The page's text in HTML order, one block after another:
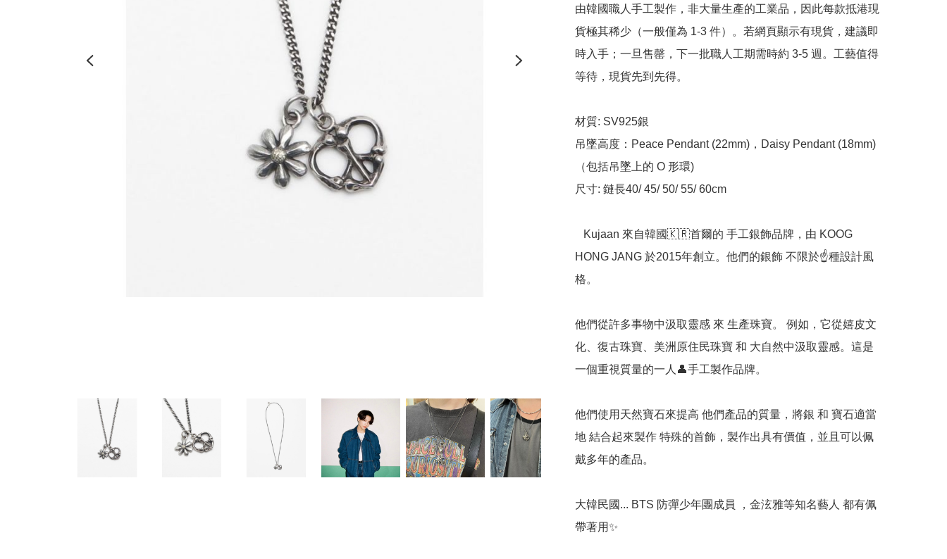
由韓國職人手工製作，非大量生產的工業品，因此每款抵港現
貨極其稀少（一般僅為 1-3 件）。若網頁顯示有現貨，建議即
時入手；一旦售罄，下一批職人工期需時約 3-5 週。工藝值得
等待，現貨先到先得。
材質: SV925銀
吊墜高度：Peace Pendant (22mm)，Daisy Pendant (18mm)
（包括吊墜上的 O 形環)
尺寸: 鏈長40/ 45/ 50/ 55/ 60cm
HONG JANG 於2015年創立。他們的銀飾 不限於☝️種設計風
格。
他們從許多事物中汲取靈感 來 生產珠寶。 例如，它從嬉皮文
化、復古珠寶、美洲原住民珠寶 和 大自然中汲取靈感。這是
一個重視質量的一人👤手工製作品牌。
他們使用天然寶石來提高 他們產品的質量，將銀 和 寶石適當
地 結合起來製作 特殊的首飾，製作出具有價值，並且可以佩
戴多年的產品。
大韓民國... BTS 防彈少年團成員 ，金泫雅等知名藝人 都有佩
帶著用✨